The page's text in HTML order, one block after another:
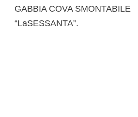
GABBIA COVA SMONTABILE
“LaSESSANTA”.